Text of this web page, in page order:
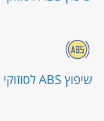
שיפוץ ABS לסוזוקי אלטו